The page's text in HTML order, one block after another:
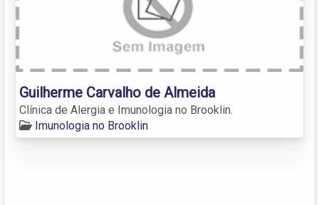
Guilherme Carvalho de Almeida
Clínica de Alergia e Imunologia no Brooklin.
Imunologia no Brooklin